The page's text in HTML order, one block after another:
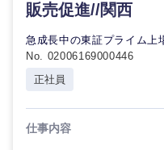
販売促進//関西
急成長中の東証プライム
No. 02006169000446
正社員
仕事内容